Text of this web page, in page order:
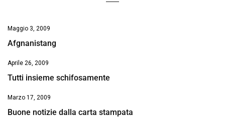
Maggio 3, 2009
Afgnanistang
Aprile 26, 2009
Tutti insieme schifosamente
Marzo 17, 2009
Buone notizie dalla carta stampata